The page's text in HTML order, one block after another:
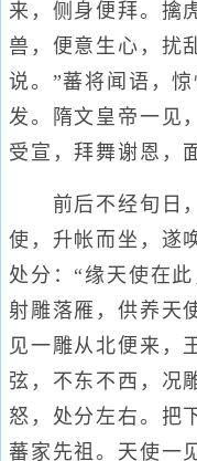
来，侧身便拜。擒
兽，便意生心，扰
说。”蕃将闻语，
发。隋文皇帝一见
受宣，拜舞谢恩，
前后不经旬日，
使，升帐而坐，遂
处分：“缘天使在
射雕落雁，供养天
见一雕从北便来，
弦，不东不西，况
怒，处分左右。把
蕃家先祖。天使一